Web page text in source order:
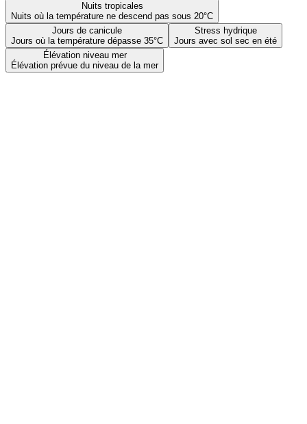
Nuits tropicales
Nuits où la température ne descend pas sous 20°C
Jours de canicule
Jours où la température dépasse 35°C
Stress hydrique
Jours avec sol sec en été
Élévation niveau mer
Élévation prévue du niveau de la mer